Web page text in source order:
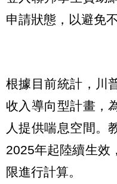
申請狀態，以避免
根據目前統計，川
收入導向型計畫，
人提供喘息空間。
2025年起陸續生效
限進行計算。